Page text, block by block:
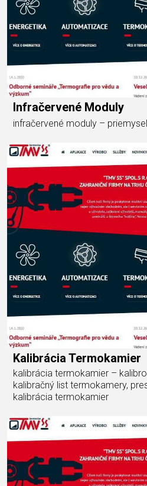
Infračervené Moduly
infračervené moduly –
Kalibrácia Termokamier
kalibrácia termokamier –
kalibračný list termokamery,
kalibrácia termokamier